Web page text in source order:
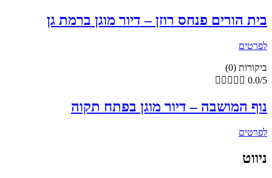
בית הורים פנחס רוזן – דיור מוגן ברמת גן
לפרטים
ביקורות (0)
     0.0/5
נוף המושבה – דיור מוגן בפתח תקוה
לפרטים
ניווט